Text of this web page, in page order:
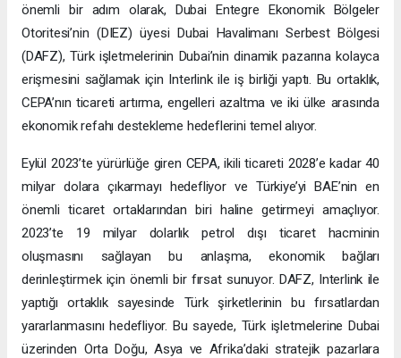
önemli bir adım olarak, Dubai Entegre Ekonomik Bölgeler
Otoritesi’nin (DIEZ) üyesi Dubai Havalimanı Serbest Bölgesi
(DAFZ), Türk işletmelerinin Dubai’nin dinamik pazarına kolayca
erişmesini sağlamak için Interlink ile iş birliği yaptı. Bu ortaklık,
CEPA’nın ticareti artırma, engelleri azaltma ve iki ülke arasında
ekonomik refahı destekleme hedeflerini temel alıyor.
Eylül 2023’te yürürlüğe giren CEPA, ikili ticareti 2028’e kadar 40
milyar dolara çıkarmayı hedefliyor ve Türkiye’yi BAE’nin en
önemli ticaret ortaklarından biri haline getirmeyi amaçlıyor.
2023’te 19 milyar dolarlık petrol dışı ticaret hacminin
oluşmasını sağlayan bu anlaşma, ekonomik bağları
derinleştirmek için önemli bir fırsat sunuyor. DAFZ, Interlink ile
yaptığı ortaklık sayesinde Türk şirketlerinin bu fırsatlardan
yararlanmasını hedefliyor. Bu sayede, Türk işletmelerine Dubai
üzerinden Orta Doğu, Asya ve Afrika’daki stratejik pazarlara